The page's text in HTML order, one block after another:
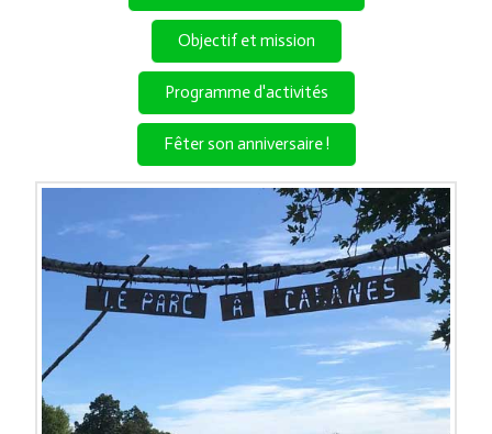
Objectif et mission
Programme d'activités
Fêter son anniversaire !